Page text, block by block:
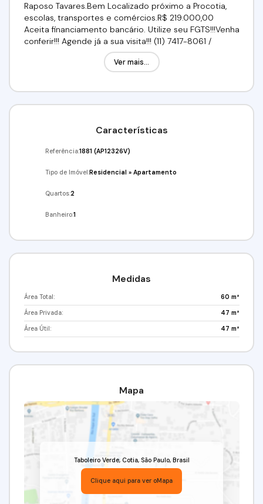
Raposo Tavares.Bem Localizado próximo a Procotia,
escolas, transportes e comércios.R$ 219.000,00
Aceita financiamento bancário. Utilize seu FGTS!!!Venha
conferir!!! Agende já a sua visita!!! (11) 7417-8061 /
95332-7355 Imobiliária Alfa Negócios.CRECI: 34.726-J
Ver mais...
Características
Referência:1881 (AP12326V)
Tipo de Imóvel:Residencial »Apartamento
Quartos:2
Banheiro:1
Medidas
Área Total: 60 m²
Área Privada: 47 m²
Área Útil: 47 m²
Mapa
Taboleiro Verde, Cotia, São Paulo, Brasil
Clique aqui para ver oMapa